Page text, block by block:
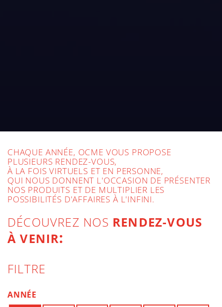
CHAQUE ANNÉE, OCME VOUS PROPOSE
PLUSIEURS RENDEZ-VOUS,
À LA FOIS VIRTUELS ET EN PERSONNE,
QUI NOUS DONNENT L'OCCASION DE PRÉSENTER
NOS PRODUITS ET DE MULTIPLIER LES
POSSIBILITÉS D'AFFAIRES À L'INFINI.
DÉCOUVREZ NOS RENDEZ-VOUS
À VENIR:
FILTRE
ANNÉE